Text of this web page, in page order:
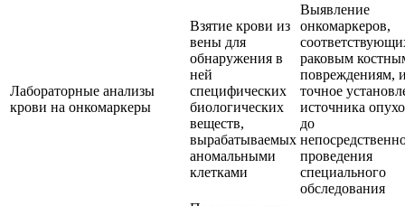
Лабораторные анализы
крови на онкомаркеры
Взятие крови из
вены для
обнаружения в
ней
специфических
биологических
веществ,
вырабатываемых
аномальными
клетками
Выявление
онкомаркеров,
раковым
повреждениям,
точное
источника
до
проведения
специального
обследования